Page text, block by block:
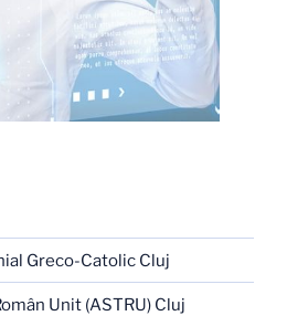
Greco-Catolic Cluj
Unit (ASTRU) Cluj